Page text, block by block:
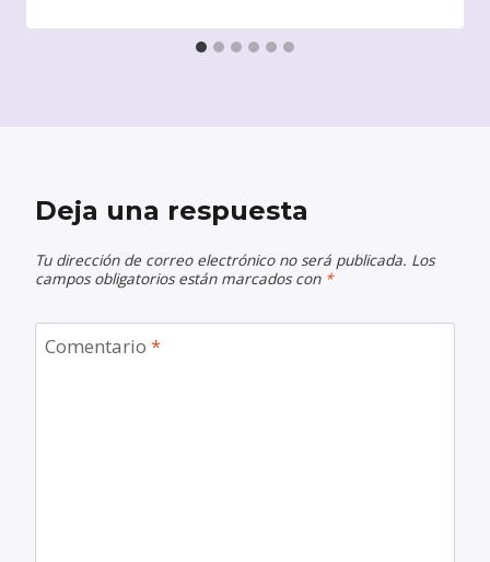
Deja una respuesta
Tu dirección de correo electrónico no será publicada. Los
campos obligatorios están marcados con *
Comentario *